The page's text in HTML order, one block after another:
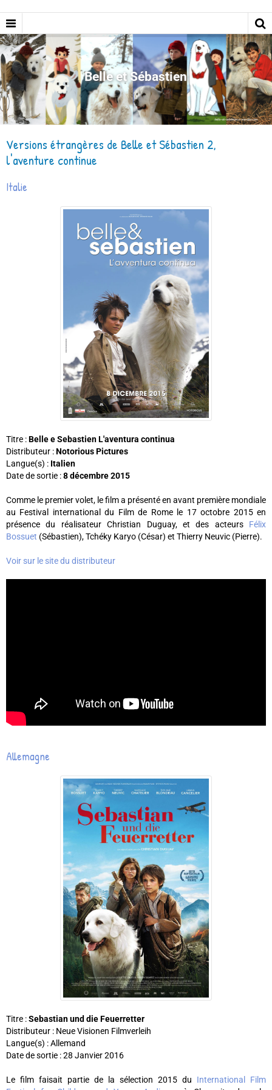
Belle et Sébastien
Versions étrangères de Belle et Sébastien 2,
l'aventure continue
Italie
Titre :Belle e Sebastien L'aventura continua
Distributeur :Notorious Pictures
Langue(s) : Italien
Date de sortie :8 décembre 2015
Comme le premier volet, le film a présenté en avant première mondiale
au Festival international du Film de Rome le 17 octobre 2015 en
présence du réalisateur Christian Duguay, et des acteurs Félix
Bossuet (Sébastien), Tchéky Karyo (César) et Thierry Neuvic (Pierre).
Voir sur le site du distributeur
Allemagne
Titre :Sebastian und die Feuerretter
Distributeur : Neue Visionen Filmverleih
Langue(s) : Allemand
Date de sortie : 28 Janvier 2016
Le film faisait partie de la sélection 2015 du International Film